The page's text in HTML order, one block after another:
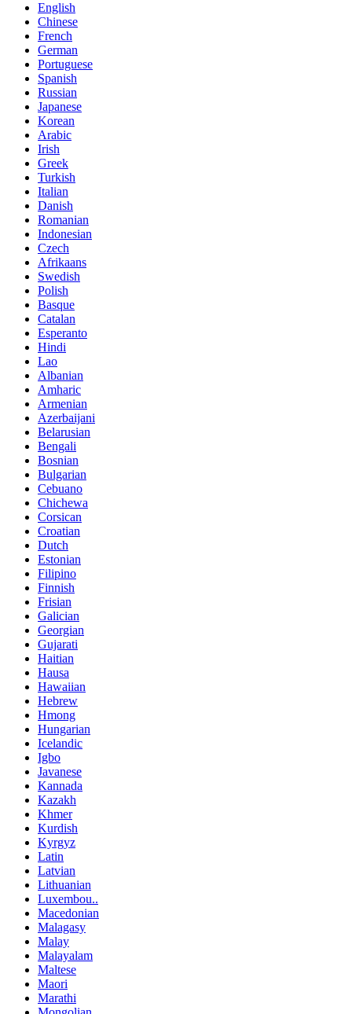
English
Chinese
French
German
Portuguese
Spanish
Russian
Japanese
Korean
Arabic
Irish
Greek
Turkish
Italian
Danish
Romanian
Indonesian
Czech
Afrikaans
Swedish
Polish
Basque
Catalan
Esperanto
Hindi
Lao
Albanian
Amharic
Armenian
Azerbaijani
Belarusian
Bengali
Bosnian
Bulgarian
Cebuano
Chichewa
Corsican
Croatian
Dutch
Estonian
Filipino
Finnish
Frisian
Galician
Georgian
Gujarati
Haitian
Hausa
Hawaiian
Hebrew
Hmong
Hungarian
Icelandic
Igbo
Javanese
Kannada
Kazakh
Khmer
Kurdish
Kyrgyz
Latin
Latvian
Lithuanian
Luxembou..
Macedonian
Malagasy
Malay
Malayalam
Maltese
Maori
Marathi